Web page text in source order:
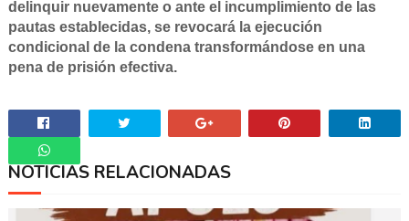
delinquir nuevamente o ante el incumplimiento de las
pautas establecidas, se revocará la ejecución
condicional de la condena transformándose en una
pena de prisión efectiva.
Whatsapp
NOTICIAS RELACIONADAS